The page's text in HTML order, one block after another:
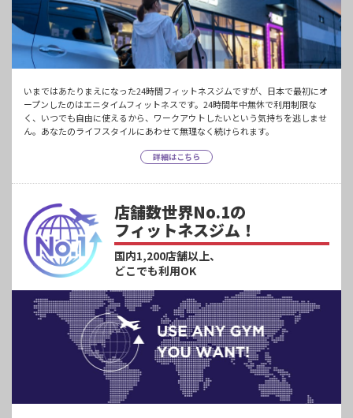
いまではあたりまえになった24時間フィットネスジムですが、日本で最初にオ
ープンしたのはエニタイムフィットネスです。24時間年中無休で利用制限な
く、いつでも自由に使えるから、ワークアウトしたいという気持ちを逃しませ
ん。あなたのライフスタイルにあわせて無理なく続けられます。
詳細はこちら
店舗数世界No.1の
フィットネスジム！
国内1,200店舗以上、
どこでも利用OK